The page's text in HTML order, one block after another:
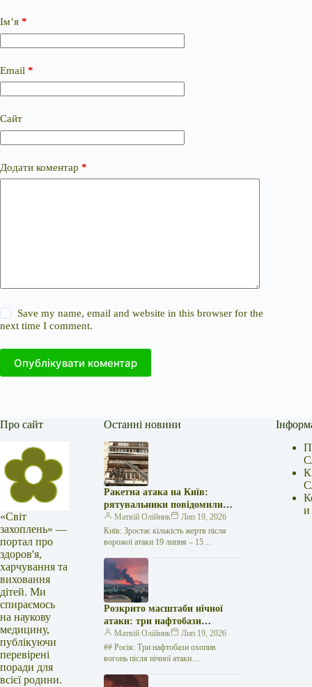
Ім’я *
Email *
Сайт
Додати коментар *
Save my name, email and website in this browser for the
next time I comment.
Опублікувати коментар
Про сайт
«Світ
захоплень» —
портал про
здоров'я,
харчування та
виховання
дітей. Ми
спираємось
на наукову
медицину,
публікуючи
перевірені
поради для
всієї родини.
Останні новини
Ракетна атака на Київ:
рятувальники повідомили
про 15 поранених
Матвій Олійник
Лип 19, 2026
Київ: Зростає кількість жертв після
ворожої атаки 19 липня – 15
російської агресії, що сталася у
столиці…
Розкрито масштаби нічної
атаки: три нафтобази
палають у Ставрополі –
OSINT-аналіз
Матвій Олійник
Лип 19, 2026
## Росія: Три нафтобази охопив
вогонь після нічної атаки
posts:Принцеса Уельська показала
и